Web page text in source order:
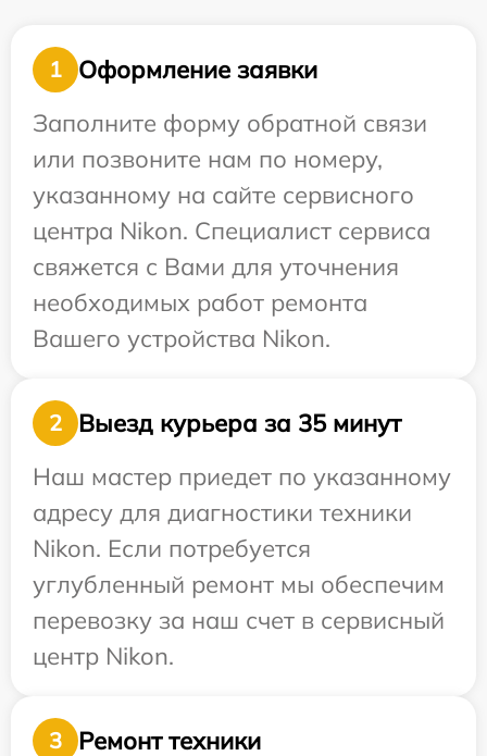
1
Оформление заявки
Заполните форму обратной связи
или позвоните нам по номеру,
указанному на сайте сервисного
центра Nikon. Специалист сервиса
свяжется с Вами для уточнения
необходимых работ ремонта
Вашего устройства Nikon.
2
Выезд курьера за 35 минут
Наш мастер приедет по указанному
адресу для диагностики техники
Nikon. Если потребуется
углубленный ремонт мы обеспечим
перевозку за наш счет в сервисный
центр Nikon.
3 Ремонт техники